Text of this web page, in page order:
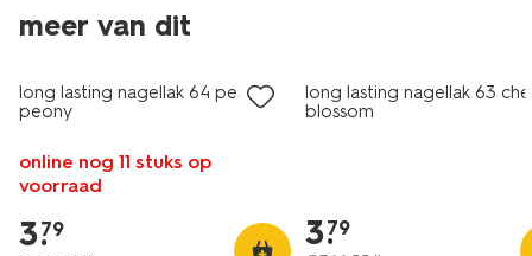
meer van dit
vegan
long lasting nagellak 64 pearly
peony
online nog 11 stuks op
voorraad
3.
79
long lasting nagellak 63
blossom
3.
79